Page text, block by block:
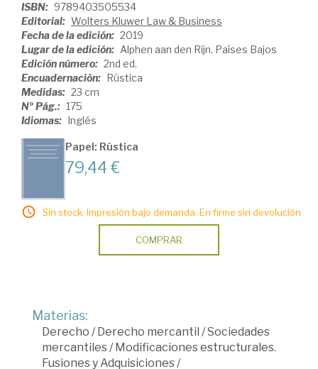
ISBN: 9789403505534
Editorial: Wolters Kluwer Law & Business
Fecha de la edición: 2019
Lugar de la edición: Alphen aan den Rijn. Países Bajos
Edición número: 2nd ed.
Encuadernación: Rústica
Medidas: 23 cm
Nº Pág.: 175
Idiomas: Inglés
Papel: Rústica
79,44 €
Sin stock. Impresión bajo demanda. En firme sin devolución
COMPRAR
Materias:
Derecho / Derecho mercantil /Sociedades
mercantiles/ Modificaciones estructurales.
Fusiones y Adquisiciones/